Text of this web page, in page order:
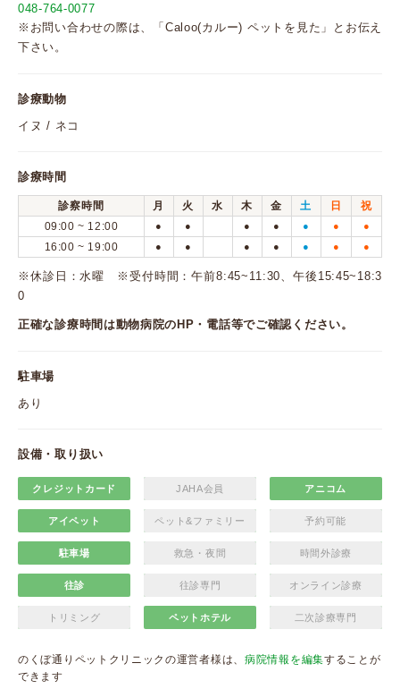
048-764-0077
※お問い合わせの際は、「Caloo(カルー) ペットを見た」とお伝え
下さい。
診療動物
イヌ / ネコ
診療時間
診察時間 月 火 水 木 金 土 日
祝
09:00 ~ 12:00
● ● ● ● ● ● ●
16:00 ~ 19:00 ● ● ● ● ● ● ●
※休診日：水曜 ※受付時間：午前8:45~11:30、午後15:45~18:3
0
正確な診療時間は動物病院のHP・電話等でご確認ください。
駐車場
あり
設備・取り扱い
クレジットカード JAHA会員 アニコム
アイペット ペット&ファミリー 予約可能
駐車場 救急・夜間 時間外診療
往診 往診専門 オンライン診療
トリミング ペットホテル 二次診療専門
のくぼ通りペットクリニックの運営者様は、 病院情報を編集することが
できます